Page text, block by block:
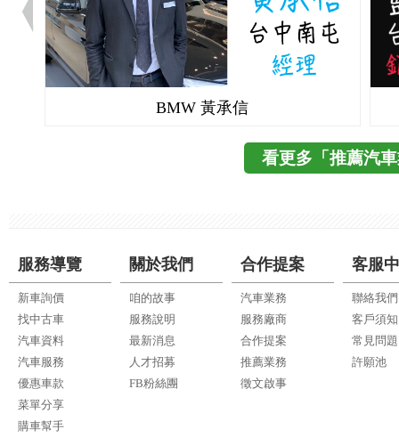
BMW 黃承信
看更多「推薦汽
服務導覽
新車詢價
找中古車
汽車資料
汽車服務
優惠車款
菜單分享
購車幫手
關於我們
咱的故事
服務說明
最新消息
人才招募
FB粉絲團
合作提案
汽車業務
服務廠商
合作提案
推薦業務
徵文啟事
客服
聯絡我們
客戶須知
常見問題
許願池